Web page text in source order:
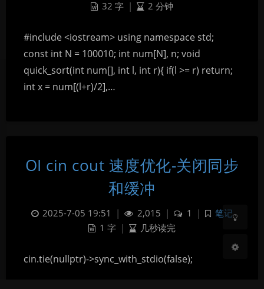
Sans Serif Serif
关闭 日落
32 字 | 2 分钟
#include <iostream> using namespace std;
const int N = 100010; int num[N], n; void
quick_sort(int num[], int l, int r){ if(l >= r) return;
int x = num[(l+r)/2],…
OI cin cout 速度优化-关闭同步
和缓冲
2025-7-05 19:51 | 2,015 | 1 |
笔记
1 字 | 几秒读完
cin.tie(nullptr)->sync_with_stdio(false);